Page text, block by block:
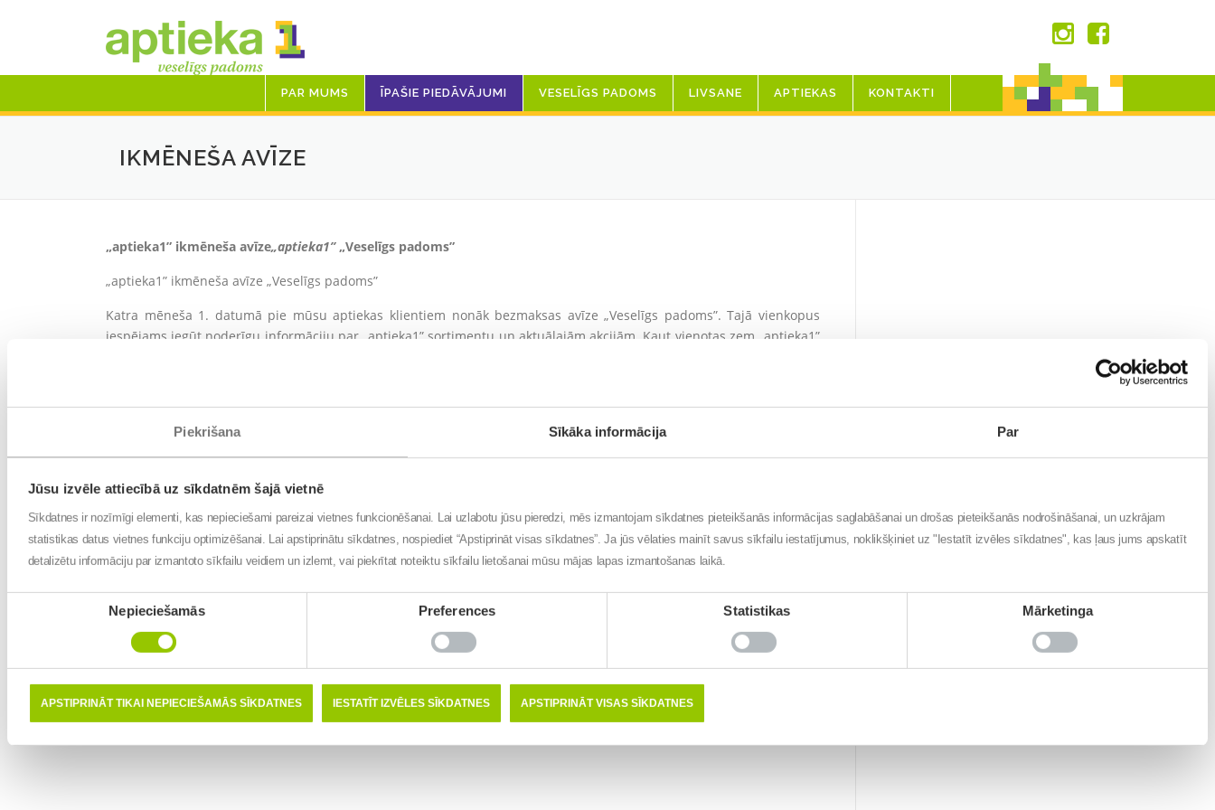
Piekrišana Sīkāka informācija Par
Jūsu izvēle attiecībā uz sīkdatnēm šajā vietnē
Sīkdatnes ir nozīmīgi elementi, kas nepieciešami pareizai vietnes funkcionēšanai. Lai uzlabotu jūsu pieredzi, mēs izmantojam sīkdatnes pieteikšanās informācijas saglabāšanai un drošas pieteikšanās nodrošināšanai, un uzkrājam
statistikas datus vietnes funkciju optimizēšanai. Lai apstiprinātu sīkdatnes, nospiediet “Apstiprināt visas sīkdatnes”. Ja jūs vēlaties mainīt savus sīkfailu iestatījumus, noklikšķiniet uz "Iestatīt izvēles sīkdatnes", kas ļaus jums apskatīt
detalizētu informāciju par izmantoto sīkfailu veidiem un izlemt, vai piekrītat noteiktu sīkfailu lietošanai mūsu mājas lapas izmantošanas laikā.
Nepieciešamās Preferences Statistikas Mārketinga
APSTIPRINĀT TIKAI NEPIECIEŠAMĀS SĪKDATNES IESTATĪT IZVĒLES SĪKDATNES APSTIPRINĀT VISAS SĪKDATNES
content
PAR MUMS ĪPAŠIE PIEDĀVĀJUMI VESELĪGS PADOMS LIVSANE APTIEKAS KONTAKTI
IKMĒNEŠA AVĪZE
„aptieka1” ikmēneša avīze„aptieka1”„Veselīgs padoms”
„aptieka1” ikmēneša avīze „Veselīgs padoms”
Katra mēneša 1. datumā pie mūsu aptiekas klientiem nonāk bezmaksas avīze „Veselīgs padoms”. Tajā vienkopus
iespējams iegūt noderīgu informāciju par „aptieka1” sortimentu un aktuālajām akcijām. Kaut vienotas zem „aptieka1”